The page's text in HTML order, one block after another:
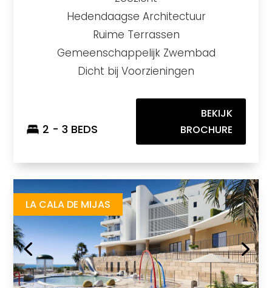
Hedendaagse Architectuur
Ruime Terrassen
Gemeenschappelijk Zwembad
Dicht bij Voorzieningen
2 - 3 BEDS
BEKIJK
BROCHURE
LA CALA DE MIJAS